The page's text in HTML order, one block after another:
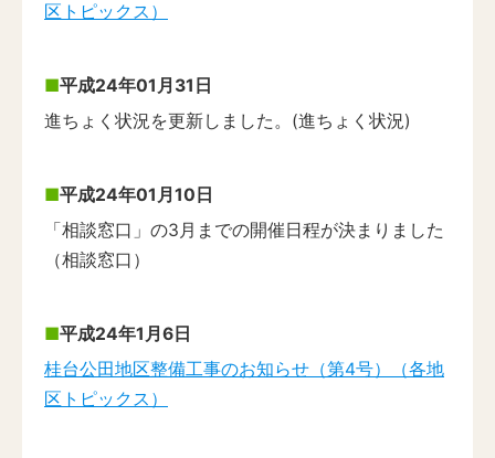
区トピックス）
平成24年01月31日
進ちょく状況を更新しました。(進ちょく状況)
平成24年01月10日
「相談窓口」の3月までの開催日程が決まりました
（相談窓口）
平成24年1月6日
桂台公田地区整備工事のお知らせ（第4号）（各地
区トピックス）